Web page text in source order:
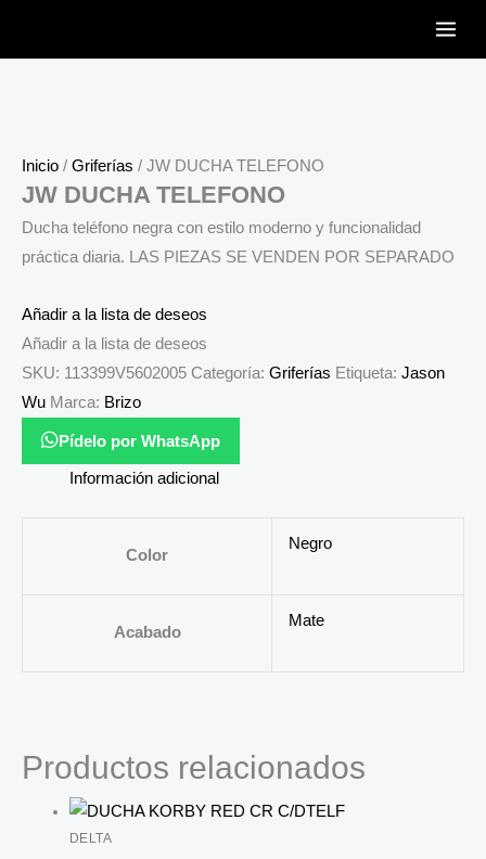
Inicio / Griferías / JW DUCHA TELEFONO
JW DUCHA TELEFONO
Ducha teléfono negra con estilo moderno y funcionalidad
práctica diaria. LAS PIEZAS SE VENDEN POR SEPARADO
Añadir a la lista de deseos
Añadir a la lista de deseos
SKU: 113399V5602005 Categoría: Griferías Etiqueta: Jason
Wu Marca: Brizo
Pídelo por WhatsApp
Información adicional
Color
Negro
Acabado
Mate
Productos relacionados
DELTA